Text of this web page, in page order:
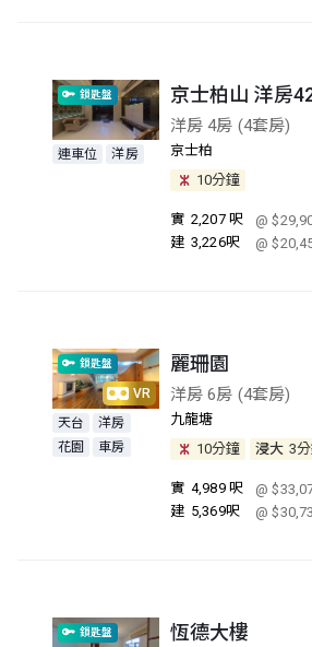
鎖匙盤
連車位 洋房
京士柏山 洋房
洋房 4房 (4套房)
京士柏
10分鐘
實 2,207 呎
@
建 3,226呎 @
VR
鎖匙盤
天台
洋房
花園
車房
麗珊園
洋房 6房 (4套房)
九龍塘
10分鐘
浸大 3
實 4,989 呎
@
建 5,369呎 @
鎖匙盤 恆德大樓